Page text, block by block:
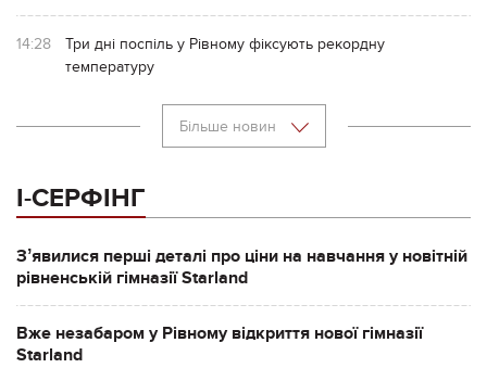
14:28
Три дні поспіль у Рівному фіксують рекордну
температуру
Більше новин
І-СЕРФІНГ
Зʼявилися перші деталі про ціни на навчання у новітній
рівненській гімназії Starland
Вже незабаром у Рівному відкриття нової гімназії
Starland